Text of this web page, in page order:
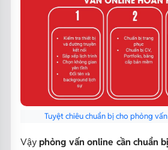
Tuyệt chiêu chuẩn bị cho phỏng
Vậyphỏng vấn online cần chuẩn